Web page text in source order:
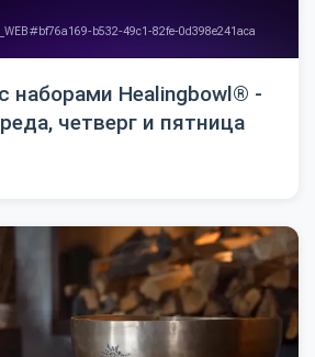
наборами Healingbowl® -
четверг и пятница